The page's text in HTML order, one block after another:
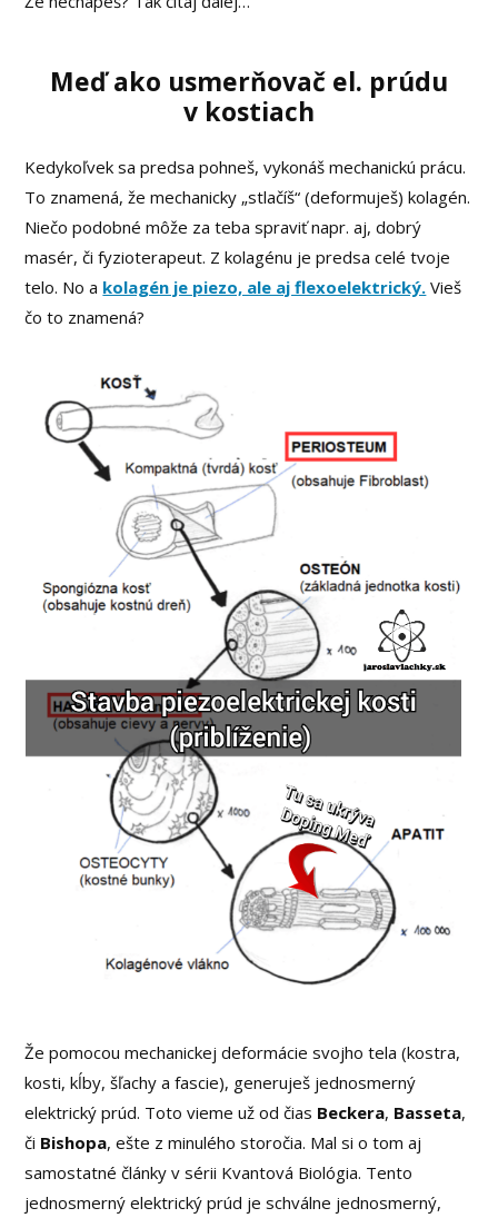
Meď ako usmerňovač el. prúdu
v kostiach
Kedykoľvek sa predsa pohneš, vykonáš mechanickú prácu.
To znamená, že mechanicky „stlačíš“ (deformuješ) kolagén.
Niečo podobné môže za teba spraviť napr. aj, dobrý
masér, či fyzioterapeut. Z kolagénu je predsa celé tvoje
telo. No a kolagén je piezo, ale aj flexoelektrický. Vieš
čo to znamená?
Že pomocou mechanickej deformácie svojho tela (kostra,
kosti, kĺby, šľachy a fascie), generuješ jednosmerný
elektrický prúd. Toto vieme už od čias Beckera, Basseta,
či Bishopa, ešte z minulého storočia. Mal si o tom aj
samostatné články v sérii Kvantová Biológia. Tento
jednosmerný elektrický prúd je schválne jednosmerný,